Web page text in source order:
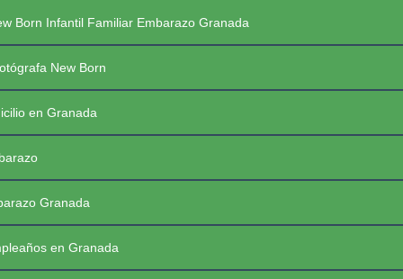
al
contenido
Born Infantil Familiar Embarazo Granada
New Born
en Granada
Granada
en Granada
PREGUNTAS FRECUENTES SESIONES
PRIMERAS COMUNIONES 2026
FotoBaby Granada